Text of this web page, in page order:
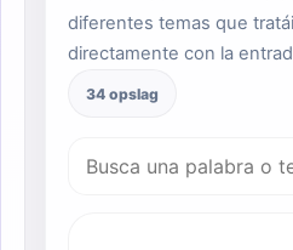
diferentes temas que
directamente con la
34 opslag